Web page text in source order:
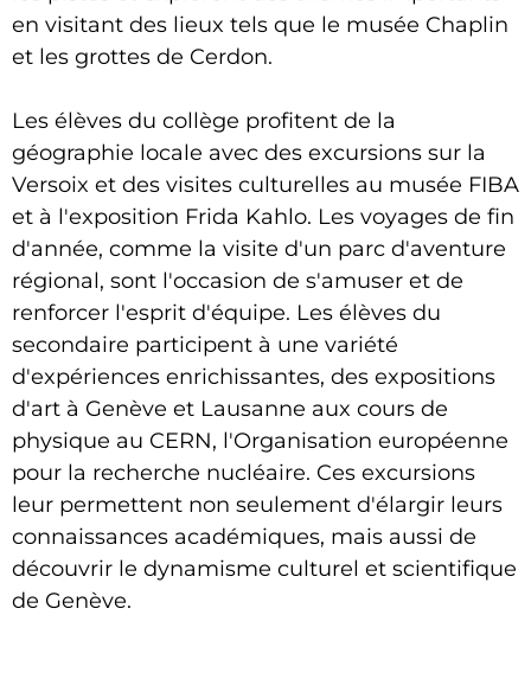
en visitant des lieux tels que le musée Chaplin
et les grottes de Cerdon.
Les élèves du collège profitent de la
géographie locale avec des excursions sur la
Versoix et des visites culturelles au musée FIBA
et à l'exposition Frida Kahlo. Les voyages de fin
d'année, comme la visite d'un parc d'aventure
régional, sont l'occasion de s'amuser et de
renforcer l'esprit d'équipe. Les élèves du
secondaire participent à une variété
d'expériences enrichissantes, des expositions
d'art à Genève et Lausanne aux cours de
physique au CERN, l'Organisation européenne
pour la recherche nucléaire. Ces excursions
leur permettent non seulement d'élargir leurs
connaissances académiques, mais aussi de
découvrir le dynamisme culturel et scientifique
de Genève.